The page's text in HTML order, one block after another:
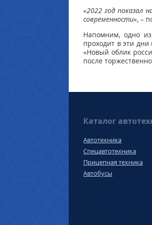
«2022 год показал
современности», –
Напомним, одно
проходит в эти
«Новый облик
после
Каталог
Автотехника
Спецавтотехника
Прицепная техника
Автобусы